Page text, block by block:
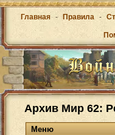
Главная - Правила -
Архив Мир 62:
Меню